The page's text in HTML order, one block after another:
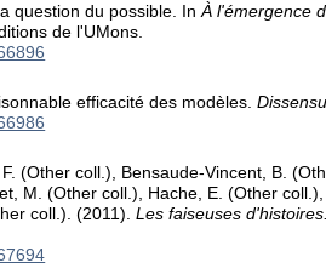
question du possible. InÀ l'émergence
de l'UMons.
efficacité des modèles.
(Other coll.), Bensaude-Vincent, B.
M. (Other coll.), Hache, E. (Other
coll.). (2011).Les faiseuses